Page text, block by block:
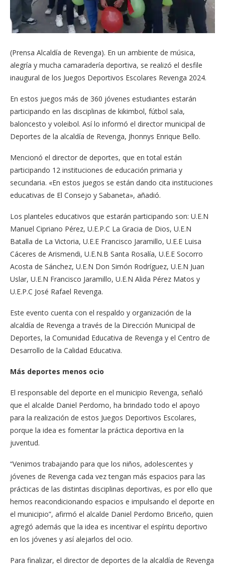
(Prensa Alcaldía de Revenga). En un ambiente de música,
alegría y mucha camaradería deportiva, se realizó el desfile
inaugural de los Juegos Deportivos Escolares Revenga 2024.
En estos juegos más de 360 jóvenes estudiantes estarán
participando en las disciplinas de kikimbol, fútbol sala,
baloncesto y voleibol. Así lo informó el director municipal de
Deportes de la alcaldía de Revenga, Jhonnys Enrique Bello.
Mencionó el director de deportes, que en total están
participando 12 instituciones de educación primaria y
secundaria. «En estos juegos se están dando cita instituciones
educativas de El Consejo y Sabaneta», añadió.
Los planteles educativos que estarán participando son: U.E.N
Manuel Cipriano Pérez, U.E.P.C La Gracia de Dios, U.E.N
Batalla de La Victoria, U.E.E Francisco Jaramillo, U.E.E Luisa
Cáceres de Arismendi, U.E.N.B Santa Rosalía, U.E.E Socorro
Acosta de Sánchez, U.E.N Don Simón Rodríguez, U.E.N Juan
Uslar, U.E.N Francisco Jaramillo, U.E.N Alida Pérez Matos y
U.E.P.C José Rafael Revenga.
Este evento cuenta con el respaldo y organización de la
alcaldía de Revenga a través de la Dirección Municipal de
Deportes, la Comunidad Educativa de Revenga y el Centro de
Desarrollo de la Calidad Educativa.
Más deportes menos ocio
El responsable del deporte en el municipio Revenga, señaló
que el alcalde Daniel Perdomo, ha brindado todo el apoyo
para la realización de estos Juegos Deportivos Escolares,
porque la idea es fomentar la práctica deportiva en la
juventud.
“Venimos trabajando para que los niños, adolescentes y
jóvenes de Revenga cada vez tengan más espacios para las
prácticas de las distintas disciplinas deportivas, es por ello que
hemos reacondicionando espacios e impulsando el deporte en
el municipio”, afirmó el alcalde Daniel Perdomo Briceño, quien
agregó además que la idea es incentivar el espíritu deportivo
en los jóvenes y así alejarlos del ocio.
Para finalizar, el director de deportes de la alcaldía de Revenga